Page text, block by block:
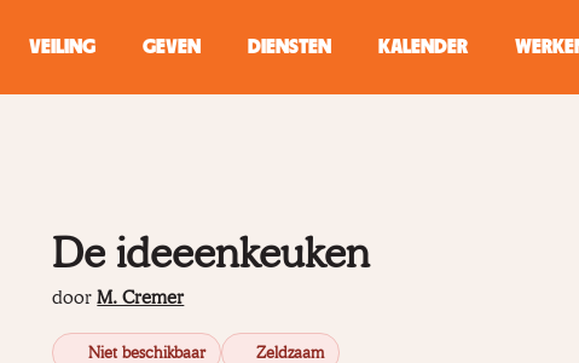
VEILING GEVEN DIENSTEN KALENDER
De ideeenkeuken
doorM. Cremer
Niet beschikbaar Zeldzaam